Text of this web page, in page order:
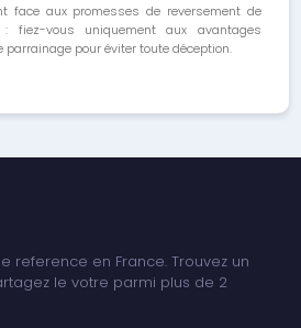
face aux promesses de reversement de
fiez-vous uniquement aux avantages
pour éviter toute déception.
reference en France. Trouvez un
le votre parmi plus de 2